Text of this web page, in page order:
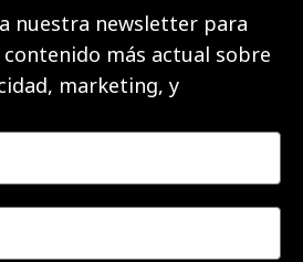
nuestra newsletter para
más actual sobre
marketing, y